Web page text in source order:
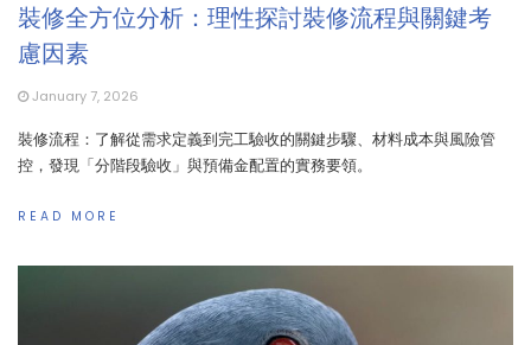
裝修全方位分析：理性探討裝修流程與關鍵考
慮因素
January 7, 2026
裝修流程：了解從需求定義到完工驗收的關鍵步驟、材料成本與風險管
控，發現「分階段驗收」與預備金配置的實務要領。
READ MORE